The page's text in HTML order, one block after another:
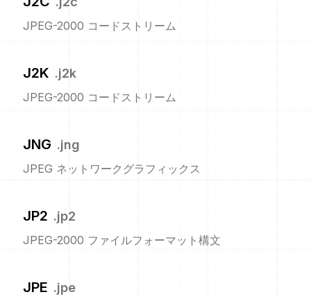
JPEG-2000 コードストリーム
J2K .j2k
JPEG-2000 コードストリーム
JNG .jng
JPEG ネットワークグラフィックス
JP2 .jp2
JPEG-2000 ファイルフォーマット構文
JPE .jpe